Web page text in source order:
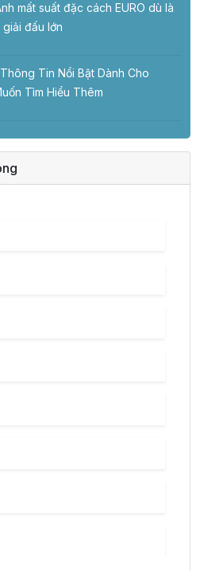
mất suất đặc cách EURO dù là
đấu lớn
Tin Nổi Bật Dành Cho
Tìm Hiểu Thêm